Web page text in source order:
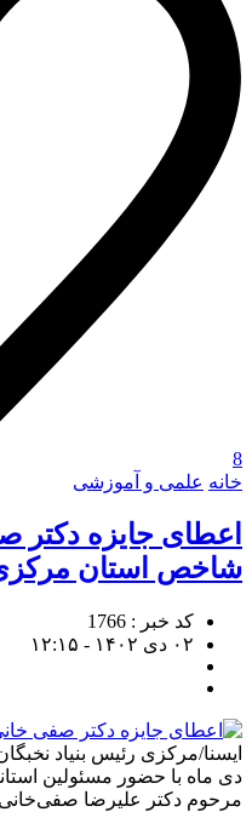
8
خانه علمی و آموزشی
اعطای جایزه دکتر
شاخص استان
کد خبر : 1766
۰۲ دی ۱۴۰۲ - ۱۲:۱۵
دی ماه با حضور مسئولین
مرحوم دکتر علیرضا